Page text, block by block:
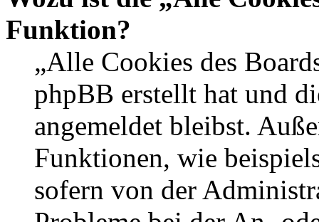
Funktion?
„Alle Cookies des
phpBB erstellt hat und
angemeldet bleibst.
Funktionen, wie
sofern von der